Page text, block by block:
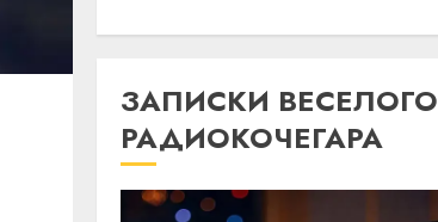
ЗАПИСКИ ВЕСЕЛОГО
РАДИОКОЧЕГАРА